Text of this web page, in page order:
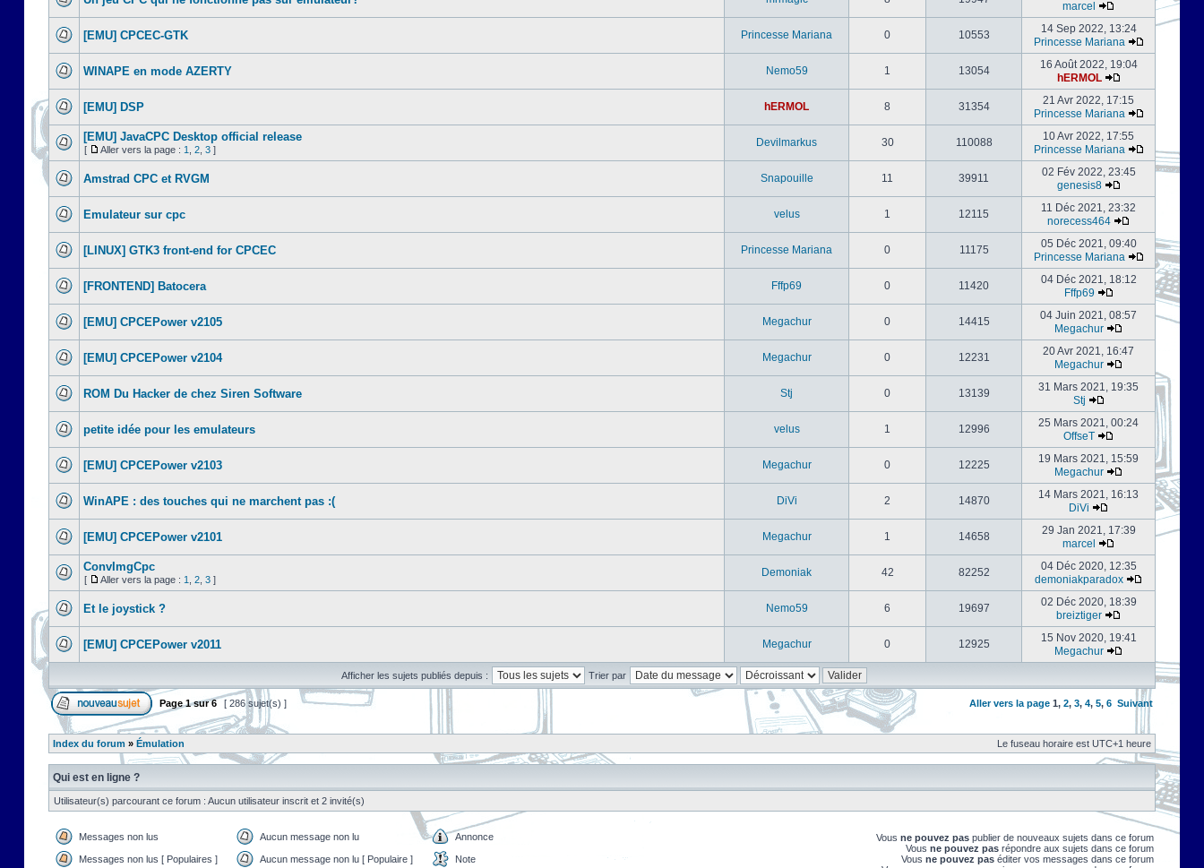
marcel
[EMU] CPCEC-GTK Princesse Mariana 0 10553
14 Sep 2022, 13:24
Princesse Mariana
WINAPE en mode AZERTY Nemo59 1 13054
16 Août 2022, 19:04
hERMOL
[EMU] DSP hERMOL 8 31354
21 Avr 2022, 17:15
Princesse Mariana
[EMU] JavaCPC Desktop official release
[ Aller vers la page : 1 2 3 ]
Devilmarkus 30 110088
10 Avr 2022, 17:55
Princesse Mariana
Amstrad CPC et RVGM Snapouille 11 39911
02 Fév 2022, 23:45
genesis8
Emulateur sur cpc velus 1 12115
11 Déc 2021, 23:32
norecess464
[LINUX] GTK3 front-end for CPCEC Princesse Mariana 0 11175
05 Déc 2021, 09:40
Princesse Mariana
[FRONTEND] Batocera Fffp69 0 11420
04 Déc 2021, 18:12
Fffp69
[EMU] CPCEPower v2105 Megachur 0 14415
04 Juin 2021, 08:57
Megachur
[EMU] CPCEPower v2104 Megachur 0 12231
20 Avr 2021, 16:47
Megachur
ROM Du Hacker de chez Siren Software Stj 0 13139
31 Mars 2021, 19:35
Stj
petite idée pour les emulateurs velus 1 12996
25 Mars 2021, 00:24
OffseT
[EMU] CPCEPower v2103 Megachur 0 12225
19 Mars 2021, 15:59
Megachur
WinAPE : des touches qui ne marchent pas :( DiVi 2 14870
14 Mars 2021, 16:13
DiVi
[EMU] CPCEPower v2101 Megachur 1 14658
29 Jan 2021, 17:39
marcel
ConvImgCpc
[ Aller vers la page : 1 2 3 ]
Demoniak 42 82252
04 Déc 2020, 12:35
demoniakparadox
Et le joystick ? Nemo59 6 19697
02 Déc 2020, 18:39
breiztiger
[EMU] CPCEPower v2011 Megachur 0 12925
15 Nov 2020, 19:41
Megachur
Afficher les sujets publiés depuis : Trier par
Page1sur6 [ 286 sujet(s) ] Aller vers la page 1, 2, 3, 4, 5, 6 Suivant
Index du forum » Émulation Le fuseau horaire est UTC+1 heure
Qui est en ligne ?
Utilisateur(s) parcourant ce forum : Aucun utilisateur inscrit et 2 invité(s)
Messages non lus Aucun message non lu Annonce
Messages non lus [ Populaires ] Aucun message non lu [ Populaire ] Note
Vous ne pouvez pas publier de nouveaux sujets dans ce forum
Vous ne pouvez pas répondre aux sujets dans ce forum
Vous ne pouvez pas éditer vos messages dans ce forum